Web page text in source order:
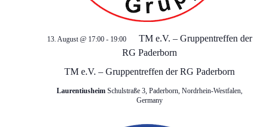
l
t
u
u
TM e.V. – Gruppentreffen der RG Paderborn
13. August @ 17:00 - 19:00
TM e.V. – Gruppentreffen der
RG Paderborn
Laurentiusheim Schulstraße 3, Paderborn, Nordrhein-Westfalen,
Germany